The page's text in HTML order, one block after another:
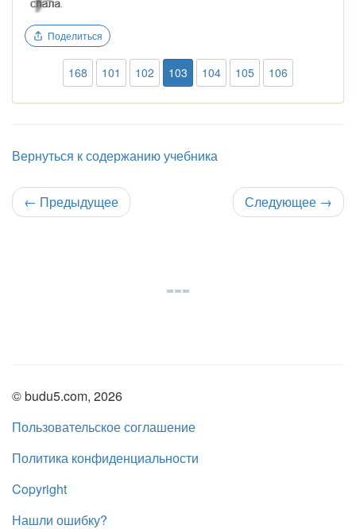
Поделиться
168 101 102 103 104 105 106
Вернуться к содержанию учебника
← Предыдущее Следующее →
© budu5.com, 2026
Пользовательское соглашение
Политика конфиденциальности
Copyright
Нашли ошибку?